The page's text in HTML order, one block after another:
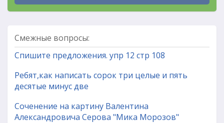
Смежные вопросы:
Спишите предложения. упр 12 стр 108
Ребят,как написать сорок три целые и пять
десятые минус две
Соченение на картину Валентина
Александровича Серова "Мика Морозов"